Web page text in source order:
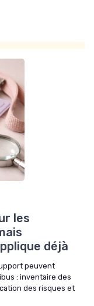
les
déjà
peuvent
: inventaire des
des risques et